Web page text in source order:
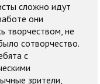
сложно идут
они
творчеством, не
сотворчество.
с
зрители,